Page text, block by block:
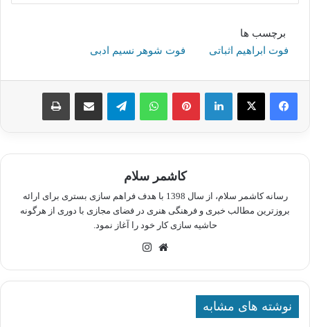
برچسب ها
فوت ابراهیم اثباتی
فوت شوهر نسیم ادبی
لینکدین پینترستواتس آپ تلگرام اشتراک گذاری از طریق ایمیل چاپ
کاشمر سلام
رسانه کاشمر سلام، از سال 1398 با هدف فراهم سازی بستری برای ارائه
بروزترین مطالب خبری و فرهنگی هنری در فضای مجازی با دوری از هرگونه
حاشیه سازی کار خود را آغاز نمود.
وبسایت
نوشته های مشابه